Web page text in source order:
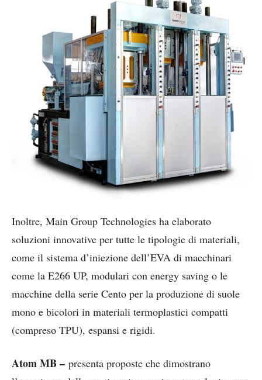
Inoltre, Main Group Technologies ha elaborato
soluzioni innovative per tutte le tipologie di materiali,
come il sistema d’iniezione dell’EVA di macchinari
come la E266 UP, modulari con energy saving o le
macchine della serie Cento per la produzione di suole
mono e bicolori in materiali termoplastici compatti
(compreso TPU), espansi e rigidi.
Atom MB – presenta proposte che dimostrano